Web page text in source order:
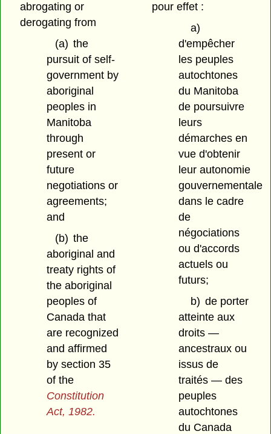
abrogating or
derogating from
(a) the
pursuit of self-
government by
aboriginal
peoples in
Manitoba
through
present or
future
negotiations or
agreements;
and
(b) the
aboriginal and
treaty rights of
the aboriginal
peoples of
Canada that
are recognized
and affirmed
by section 35
of the
Constitution
Act, 1982.
pour effet :
a)
d'empêcher
les peuples
autochtones
du Manitoba
de poursuivre
leurs
démarches en
vue d'obtenir
leur autonomie
gouvernementale
dans le cadre
de
négociations
ou d'accords
actuels ou
futurs;
b) de porter
atteinte aux
droits —
ancestraux ou
issus de
traités — des
peuples
autochtones
du Canada